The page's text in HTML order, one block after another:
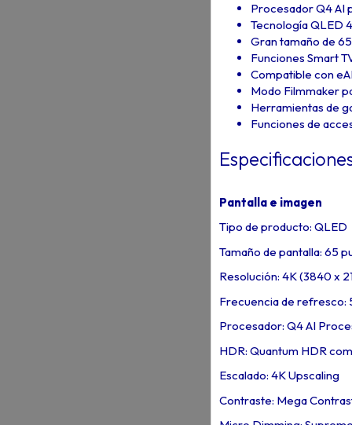
Procesador Q4 AI
Tecnología QLED
Gran tamaño de
Funciones Smart
Compatible con
Modo Filmmaker
Herramientas de
Funciones de
Pantalla e imagen
Tipo de producto: QLED
Tamaño de pantalla: 65
Resolución: 4K (3840 x
Frecuencia de refresco:
Procesador: Q4 AI
HDR: Quantum HDR
Escalado: 4K Upscaling
Contraste: Mega